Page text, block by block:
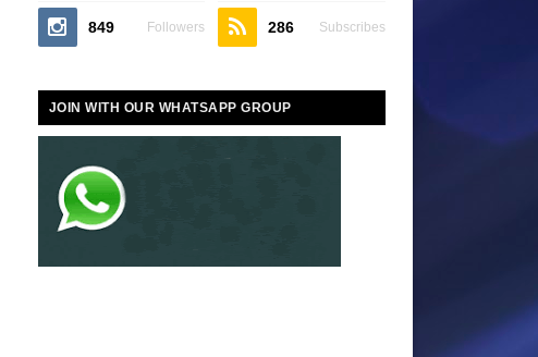
849 Followers 286 Subscribes
JOIN WITH OUR WHATSAPP GROUP